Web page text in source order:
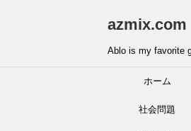
azmix.com
Ablo is my favorite
ホーム
社会問題